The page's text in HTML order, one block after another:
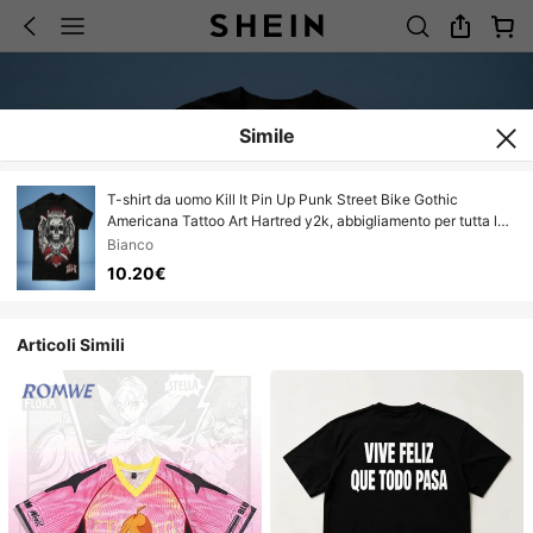
Simile
T-shirt da uomo Kill It Pin Up Punk Street Bike Gothic
Americana Tattoo Art Hartred y2k, abbigliamento per tutta la
famiglia, design specifici per la Festa del Papa, esclusivo per
il Giorno dell'Indipendenza e la Dichiarazione di
Indipendenza, una t-shirt estiva alla moda per uomo/donna.
Bianco
10.20€
Articoli Simili